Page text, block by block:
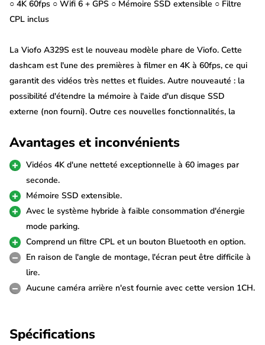
○ 4K 60fps ○ Wifi 6 + GPS ○ Mémoire SSD extensible ○ Filtre
CPL inclus
La Viofo A329S est le nouveau modèle phare de Viofo. Cette
dashcam est l'une des premières à filmer en 4K à 60fps, ce qui
garantit des vidéos très nettes et fluides. Autre nouveauté : la
possibilité d'étendre la mémoire à l'aide d'un disque SSD
externe (non fourni). Outre ces nouvelles fonctionnalités, la
ultra-rapides pour une connexion optimale.
4K 60fps
La Viofo A329S filme avec une résolution d'une netteté
exceptionnelle pour que vous ne manquiez plus aucun détail. La
résolution 4K à 60fps garantit des images d'une netteté et d'une
fluidité optimales. Grâce au capteur Sony Starvis 2, la qualité
reste excellente même dans l'obscurité.
Mémoire SSD extensible
jusqu'à 512 Go, mais peut être équipée d'un disque SSD externe
pouvant atteindre 4 To. Une carte SD de 512 Go permet de
Avantages et inconvénients
Vidéos 4K d'une netteté exceptionnelle à 60 images par
seconde.
Mémoire SSD extensible.
Avec le système hybride à faible consommation d'énergie
mode parking.
Comprend un filtre CPL et un bouton Bluetooth en option.
En raison de l'angle de montage, l'écran peut être difficile à
lire.
Aucune caméra arrière n'est fournie avec cette version 1CH.
Spécifications